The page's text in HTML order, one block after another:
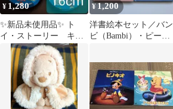
¥ 1,280
✨新品未使用品✨ ト
イ・ストーリー キッ
ズ サンダル 16cm
¥1,200
洋書絵本セット／バン
ビ（Bambi）・ピータ